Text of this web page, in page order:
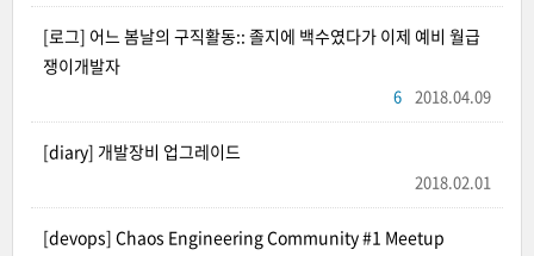
[로그] 어느 봄날의 구직활동:: 졸지에 백수였다가 이제 예비 월급
쟁이개발자
2018.04.09
6
[diary] 개발장비 업그레이드
2018.02.01
[devops] Chaos Engineering Community #1 Meetup